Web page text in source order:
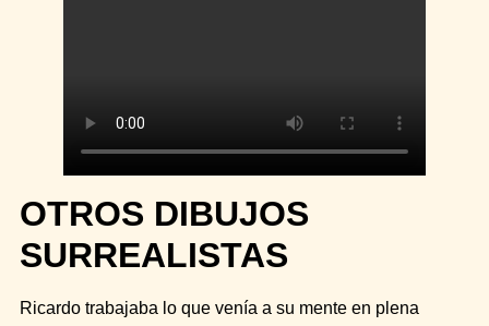
OTROS DIBUJOS
SURREALISTAS
Ricardo trabajaba lo que venía a su mente en plena